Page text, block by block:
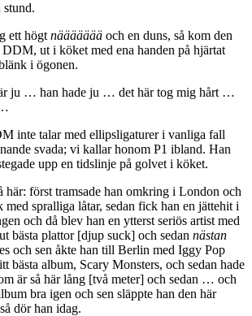
ett högt näääääää och en duns, så kom den
ut i köket med ena handen på hjärtat
i ögonen.
ju … han hade ju … det här tog mig hårt …
inte talar med ellipsligaturer i vanliga fall
svada; vi kallar honom P1 ibland. Han
upp en tidslinje på golvet i köket.
här: först tramsade han omkring i London och
med spralliga låtar, sedan fick han en jättehit i
och då blev han en ytterst seriös artist med
bästa plattor [djup suck] och sedan nästan
och sen åkte han till Berlin med Iggy Pop
bästa album, Scary Monsters, och sedan hade
är så här lång [två meter] och sedan … och
bra igen och sen släppte han den här
dör han idag.